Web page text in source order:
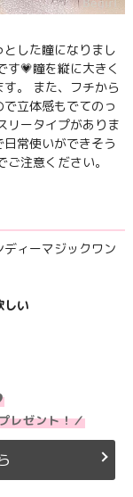
した瞳になりまし
す💗瞳を縦に大きく
。 また、フチから
立体感もでてのっ
リータイプがありま
常使いができそう
注意ください。
ィーマジックワン
しい
レゼント！／